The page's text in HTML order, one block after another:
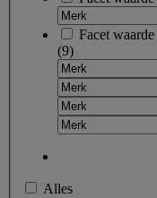
Facet waarde
(9)
Alles